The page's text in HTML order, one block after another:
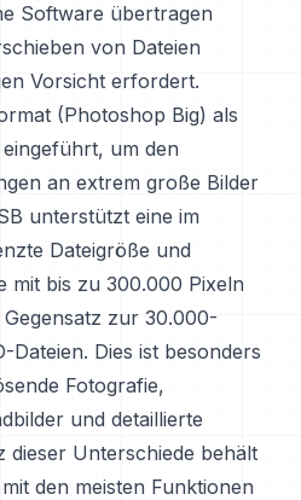
Software übertragen
von Dateien
Vorsicht erfordert.
(Photoshop Big) als
um den
an extrem große Bilder
unterstützt eine im
Dateigröße und
mit bis zu 300.000 Pixeln
zur 30.000-
Dateien. Dies ist besonders
Fotografie,
und detaillierte
dieser Unterschiede behält
den meisten Funktionen